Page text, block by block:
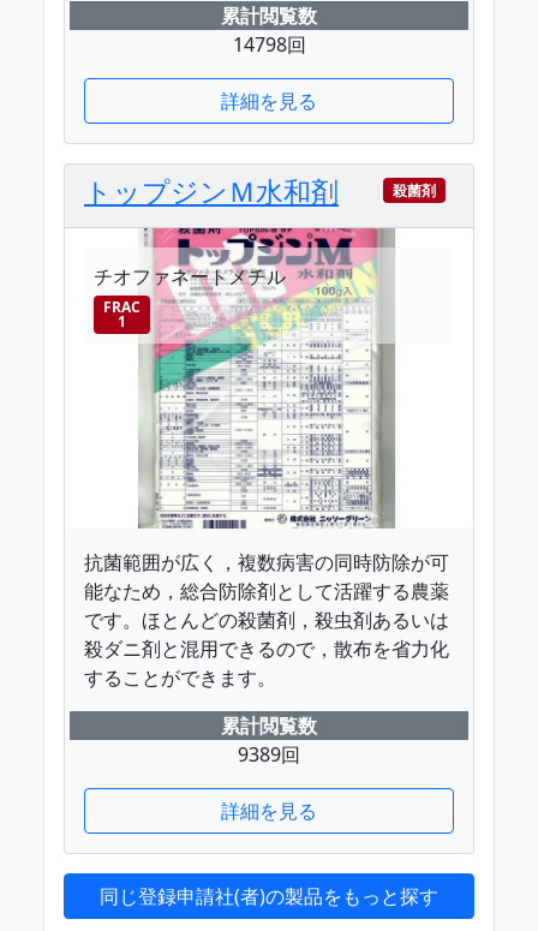
累計閲覧数
14798回
詳細を見る
トップジンＭ水和剤 殺菌剤
チオファネートメチル
FRAC
1
抗菌範囲が広く，複数病害の同時防除が可
能なため，総合防除剤として活躍する農薬
です。ほとんどの殺菌剤，殺虫剤あるいは
殺ダニ剤と混用できるので，散布を省力化
することができます。
累計閲覧数
9389回
詳細を見る
同じ登録申請社(者)の製品をもっと探す